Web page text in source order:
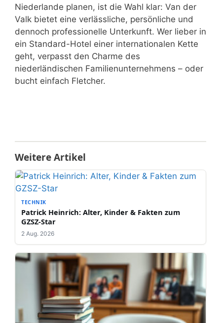
Niederlande planen, ist die Wahl klar: Van der
Valk bietet eine verlässliche, persönliche und
dennoch professionelle Unterkunft. Wer lieber in
ein Standard-Hotel einer internationalen Kette
geht, verpasst den Charme des
niederländischen Familienunternehmens – oder
bucht einfach Fletcher.
Weitere Artikel
TECHNIK
Patrick Heinrich: Alter, Kinder & Fakten zum
GZSZ-Star
2 Aug. 2026